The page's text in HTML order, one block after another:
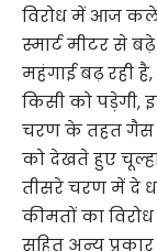
विरोध में आज
स्मार्ट मीटर से
महंगाई बढ़ रही
किसी को पड़ेगी,
चरण के तहत गैस
को देखते हुए
तीसरे चरण में दे
कीमतों का
सहित अन्य